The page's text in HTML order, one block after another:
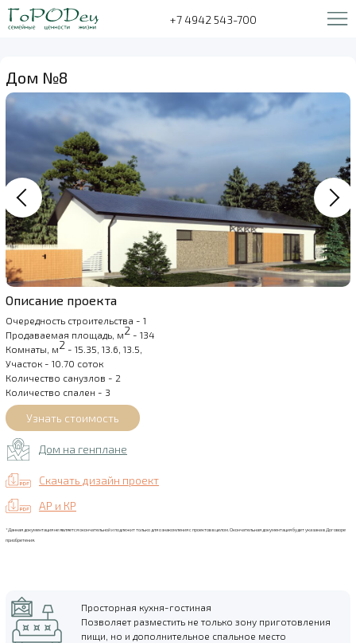
+7 4942 543-700
Дом №8
Описание проекта
Очередность строительства - 1
Продаваемая площадь, м2 - 134
Комнаты, м2 - 15.35, 13.6, 13.5,
Участок - 10.70 соток
Количество санузлов - 2
Количество спален - 3
Дом на генплане
Скачать дизайн проект
АР и КР
*Данная документация не является окончательной и подлежит только для ознакомления с проектов в целом. Окончательная документация будет указана в Договоре
приобретения.
Просторная кухня-гостиная
Позволяет разместить не только зону приготовления
пищи, но и дополнительное спальное место